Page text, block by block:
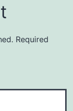
Required